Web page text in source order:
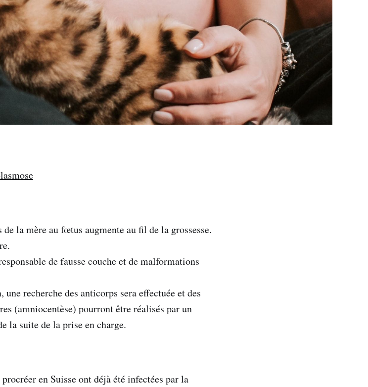
la mère au fœtus augmente au fil de la grossesse.
de fausse couche et de malformations
recherche des anticorps sera effectuée et des
(amniocentèse) pourront être réalisés par un
la suite de la prise en charge.
en Suisse ont déjà été infectées par la